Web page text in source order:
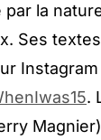
la
Ses
.